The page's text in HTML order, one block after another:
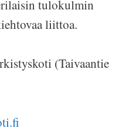
tulokulmin
liittoa.
(Taivaantie